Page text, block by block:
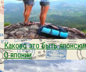
Каково это быть
О японии